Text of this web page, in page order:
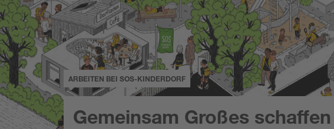
ARBEITEN BEI SOS-KINDERDORF
Gemeinsam Großes schaffen